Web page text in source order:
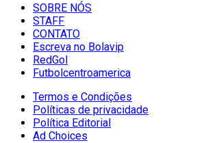
SOBRE NÓS
STAFF
CONTATO
Escreva no Bolavip
RedGol
Futbolcentroamerica
Termos e Condições
Políticas de privacidade
Política Editorial
Ad Choices